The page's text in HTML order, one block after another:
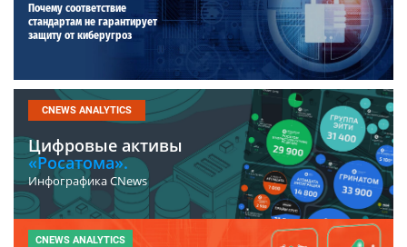
Почему соответствие
стандартам не гарантирует
защиту от киберугроз
CNEWS ANALYTICS
Цифровые активы
«Росатома».
Инфографика CNews
CNEWS ANALYTICS